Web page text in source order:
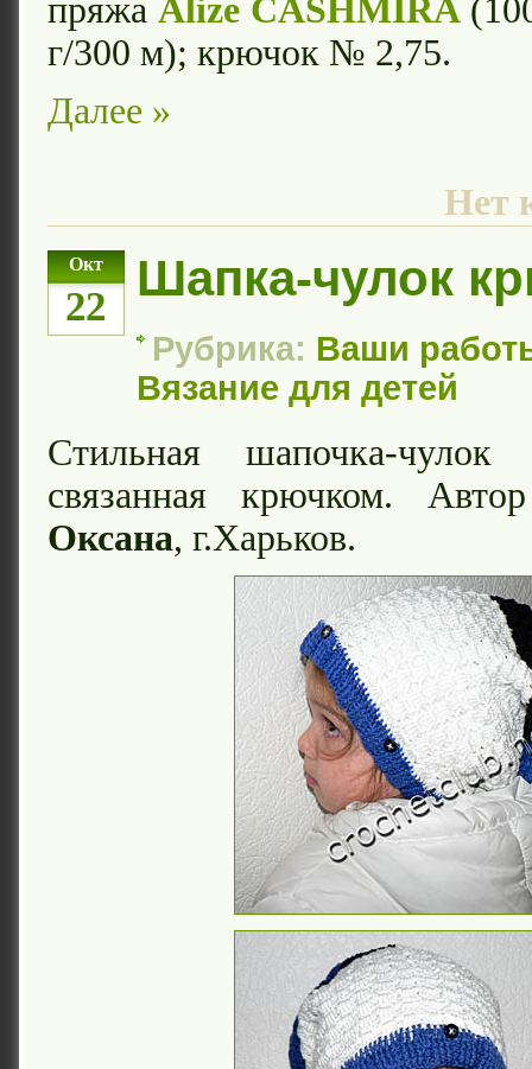
пряжа Alize CASHMIRA
г/300 м); крючок № 2,75.
Далее »
Нет
Окт
22
Шапка-чулок
Рубрика: Ваши
Вязание для детей
Стильная шапочка-
связанная крючком.
Оксана, г.Харьков.